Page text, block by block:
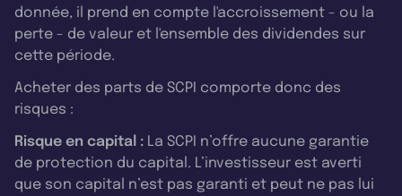
donnée, il prend en compte l'accroissement - ou la
perte - de valeur et l'ensemble des dividendes sur
cette période.
Acheter des parts de SCPI comporte donc des
risques :
Risque en capital : La SCPI n’offre aucune garantie
de protection du capital. L’investisseur est averti
que son capital n’est pas garanti et peut ne pas lui